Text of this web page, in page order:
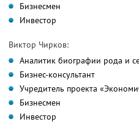
Бизнесмен
Инвестор
Виктор Чирков:
Аналитик биографии рода и
Бизнес-консультант
Учредитель проекта
Бизнесмен
Инвестор